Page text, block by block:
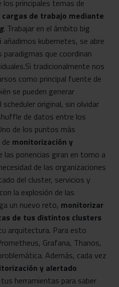
principales temas de
de trabajo mediante
. Trabajar en el ámbito big
kubernetes, se abre
que coordinan
tradicionalmente nos
como principal fuente de
se pueden generar
original, sin olvidar
de datos entre los
de los puntos más
monitorización y
las ponencias giran en torno a
de las organizaciones
del cluster, servicios y
la explosión de las
un nuevo reto, monitorizar
de tus distintos clusters
arquitectura. Para esto
Grafana, Thanos,
Además, cada vez
y alertado
herramientas para saber